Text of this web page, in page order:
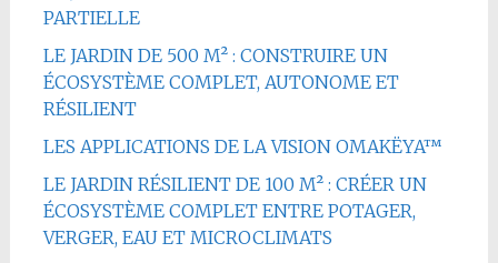
PARTIELLE
LE JARDIN DE 500 M² : CONSTRUIRE UN
ÉCOSYSTÈME COMPLET, AUTONOME ET
RÉSILIENT
LES APPLICATIONS DE LA VISION OMAKËYA™
LE JARDIN RÉSILIENT DE 100 M² : CRÉER UN
ÉCOSYSTÈME COMPLET ENTRE POTAGER,
VERGER, EAU ET MICROCLIMATS